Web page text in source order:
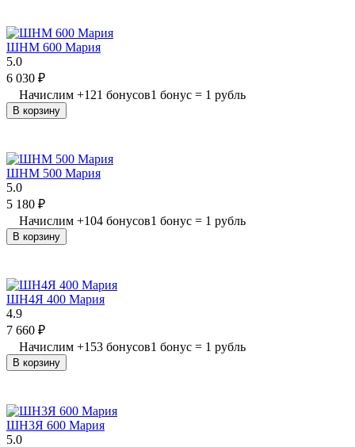
ШНМ 600 Мария
5.0
6 030 ₽
Начислим +121 бонусов1 бонус = 1 рубль
В корзину
ШНМ 500 Мария
5.0
5 180 ₽
Начислим +104 бонусов1 бонус = 1 рубль
В корзину
ШН4Я 400 Мария
4.9
7 660 ₽
Начислим +153 бонусов1 бонус = 1 рубль
В корзину
ШН3Я 600 Мария
5.0